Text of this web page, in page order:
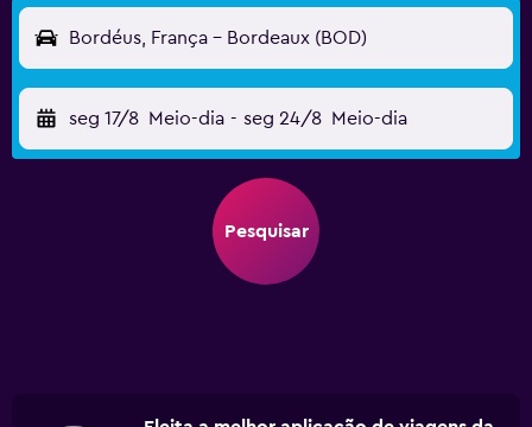
Bordéus, França - Bordeaux (BOD)
seg 17/8 Meio-dia - seg 24/8 Meio-dia
Pesquisar